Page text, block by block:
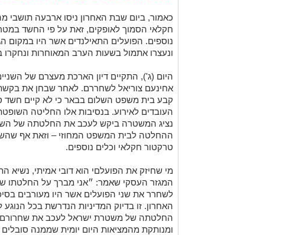
כאמור, ביום שבת האחרון ניסו ארבעה תושבי
חקלאי הסמוך לאופקים, זאת על פי החשד
נוספים. הפועלים התאילנדים אשר היו במקום
ונעצרו אתמול בשעות הערב המאוחרות ונחקרו
היום (ג'), התקיים דיון הארכת מעצרם של
אחינעם צוריאל לשחררם. לאחר שבחן את
קבע בית משפט השלום בבאר כי לא קיים חשד
העובדים לאירוע. בנסיבות אלו החליטה
נציג המשטרה ביקש לעכב את החלטתה של
ההחלטה לבית המשפט המחוזי – וזאת אף
טרקטור חקלאי וכלים נוספים.
מי שחיזק את הפועלםי הוא דובי אמיתי, נשיא
המגזר העסקי שאמר: ״אני מברך על החלטתו
לשחרר את שני הפועלים אשר היו מעורבים
האחרון. זו בדיוק המדיניות הנדרשת בכל
החלטתה של משטרת ישראל לעכב את שחרורם
ומנותקת מהמציאות היום יומית שממנה סובלים